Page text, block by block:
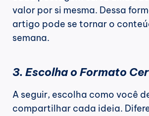
valor por si mesma. Dessa
artigo pode se tornar o
semana.
3. Escolha o Formato
A seguir, escolha como você
compartilhar cada ideia.